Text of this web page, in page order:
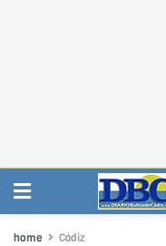
home Cádiz